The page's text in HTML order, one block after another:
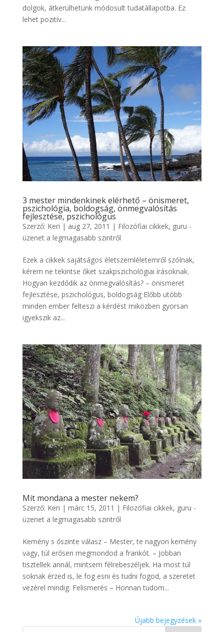
dolgok, átkerülhetünk módosult tudatállapotba. Ez
lehet pozitív...
3 mester mindenkinek elérhető – önismeret,
pszichológia, boldogság, önmegvalósítás
fejlesztése, pszichológus
Szerző: Keri | aug 27, 2011 | Filozófiai cikkek, guru -
üzenet a legmagasabb szintről
Ezek a cikkek sajátságos életszemléletemről szólnak,
kérem ne tekintse őket szakpszichológiai írásoknak.
Hogyan kezdődik az önmegvalósítás? – önismeret
fejlesztése, pszichológus, boldogság Előbb utóbb
minden ember felteszi a kérdést miközben gyorsan
igyekszik az...
Mit mondana a mester nekem?
Szerző: Keri | márc 15, 2011 | Filozófiai cikkek, guru -
üzenet a legmagasabb szintről
Kemény s őszinte válasz – Mester, te nagyon kemény
vagy, túl erősen megmondod a frankót. – Jobban
tisztellek annál, mintsem félrebeszéljek. Ha most túl
soknak érzed is, le fog esni és tudni fogod, a szeretet
vezérel mindig. Felismerés – Honnan tudom...
Újabb bejegyzések »